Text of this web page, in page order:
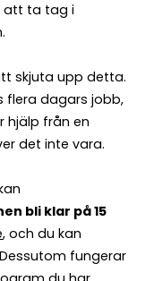
att ta tag i
skjuta upp detta.
flera dagars jobb,
hjälp från en
det inte vara.
bli klar på 15
, och du kan
fungerar